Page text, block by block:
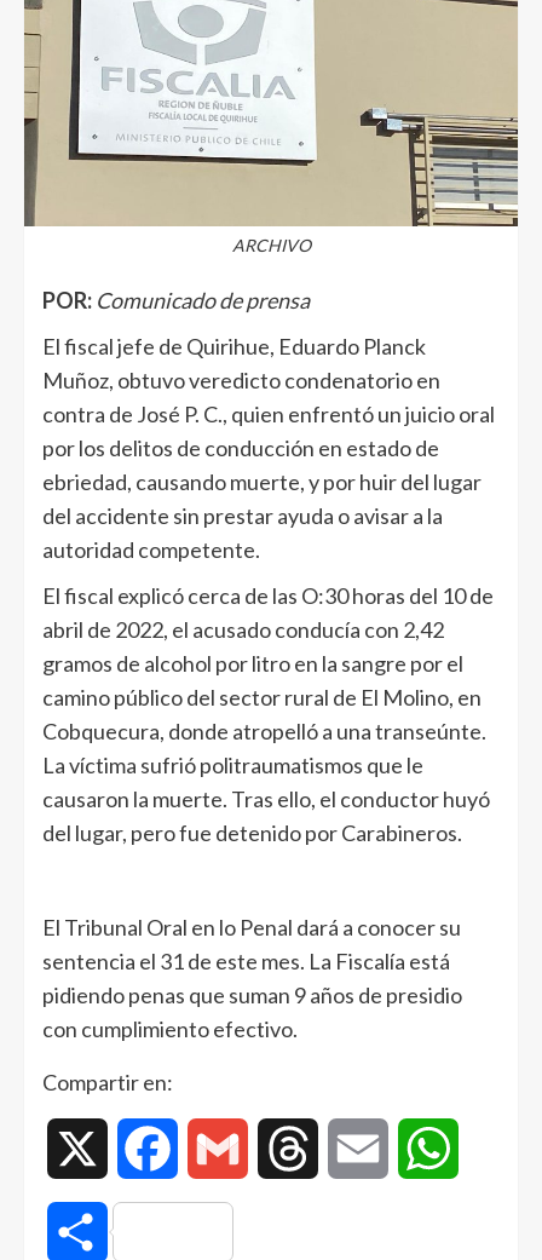
ARCHIVO
POR: Comunicado de prensa
El fiscal jefe de Quirihue, Eduardo Planck
Muñoz, obtuvo veredicto condenatorio en
contra de José P. C., quien enfrentó un juicio oral
por los delitos de conducción en estado de
ebriedad, causando muerte, y por huir del lugar
del accidente sin prestar ayuda o avisar a la
autoridad competente.
El fiscal explicó cerca de las O:30 horas del 10 de
abril de 2022, el acusado conducía con 2,42
gramos de alcohol por litro en la sangre por el
camino público del sector rural de El Molino, en
Cobquecura, donde atropelló a una transeúnte.
La víctima sufrió politraumatismos que le
causaron la muerte. Tras ello, el conductor huyó
del lugar, pero fue detenido por Carabineros.
El Tribunal Oral en lo Penal dará a conocer su
sentencia el 31 de este mes. La Fiscalía está
pidiendo penas que suman 9 años de presidio
con cumplimiento efectivo.
Compartir en:
Facebook Gmail Threads Email
Compartir